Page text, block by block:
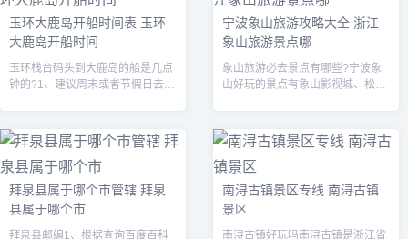
玉环大鹿岛开船时间表 玉环
大鹿岛开船时间
玉环栈台码头到大鹿岛的船是几点
钟的?1、建议周末或者节假日去
趟。2、有两个码头有去大鹿岛的...
宁波象山旅游攻略大全 浙江
象山旅游景点哪
象山旅游必去景点有哪些?宁波象
山好玩的景点有象山影视城、松兰
等。象山影视城 坐落在浙江省象山
县新桥镇大...
拜泉县属于哪个市管辖 拜泉
县属于哪个市
拜泉县邮编1、根据查询百度百科
南浔古镇景区专线 南浔古镇
景区
南浔古镇好玩吗南浔古镇是浙江省